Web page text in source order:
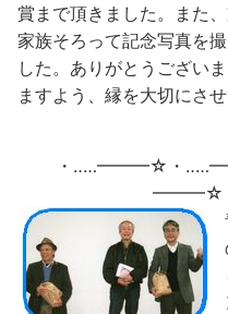
賞まで頂きました。また
家族そろって記念写真を
した。ありがとうござい
ますよう、縁を大切にさせ
・‥…━━━☆・
━━━☆